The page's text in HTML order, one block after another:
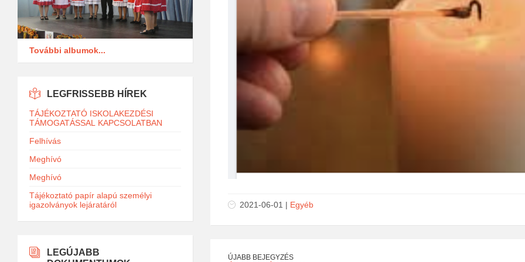
2021-06-01 | Egyéb
ÚJABB BEJEGYZÉS
További albumok...
LEGFRISSEBB HÍREK
TÁJÉKOZTATÓ ISKOLAKEZDÉSI
TÁMOGATÁSSAL KAPCSOLATBAN
Felhívás
Meghívó
Meghívó
Tájékoztató papír alapú személyi
igazolványok lejáratáról
LEGÚJABB